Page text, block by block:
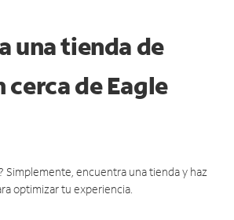
una tienda de
cerca de Eagle
Simplemente, encuentra una tienda y haz
optimizar tu experiencia.